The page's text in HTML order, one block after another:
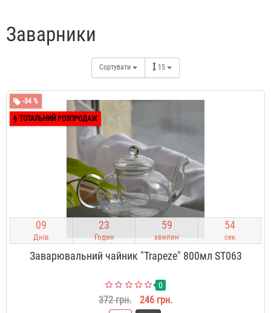
Заварники
Сортувати 15
-34 %
ТОТАЛЬНИЙ РОЗПРОДАЖ
09
Днів
23
Годин
59
хвилин
53
сек
Заварювальний чайник "Trapeze" 800мл ST063
0
372 грн. 246 грн.